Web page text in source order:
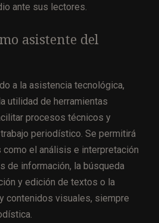
ante sus lectores.
asistente del
a la asistencia tecnológica,
utilidad de herramientas
procesos técnicos y
periodístico. Se permitirá
el análisis e interpretación
de información, la búsqueda
y edición de textos o la
contenidos visuales, siempre